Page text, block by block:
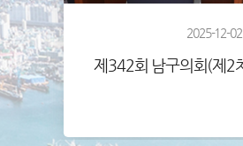
2025-12-02